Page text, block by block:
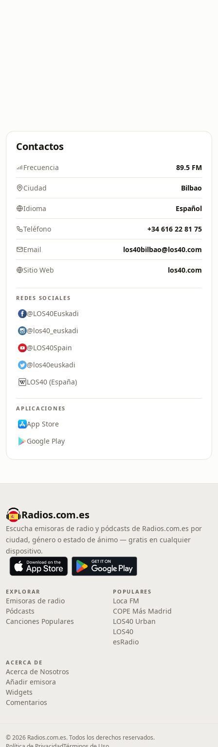
Contactos
Frecuencia 89.5 FM
Ciudad Bilbao
Idioma Español
Teléfono +34 616 22 81 75
Email los40bilbao@los40.com
Sitio Web los40.com
REDES SOCIALES
@LOS40Euskadi
@los40_euskadi
@LOS40Spain
@los40euskadi
LOS40 (España)
APLICACIONES
App Store
Google Play
Radios.com.es
Escucha emisoras de radio y pódcasts de Radios.com.es por
ciudad, género o estado de ánimo — gratis en cualquier
dispositivo.
EXPLORAR
Emisoras de radio
Pódcasts
Canciones Populares
POPULARES
Loca FM
COPE Más Madrid
LOS40 Urban
LOS40
esRadio
ACERCA DE
Acerca de Nosotros
Añadir emisora
Widgets
Comentarios
© 2026 Radios.com.es. Todos los derechos reservados.